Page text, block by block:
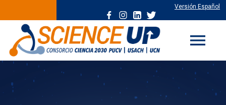
Versión Español
menu